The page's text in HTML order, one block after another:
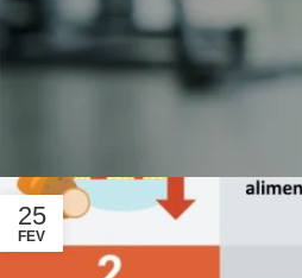
25
FEV